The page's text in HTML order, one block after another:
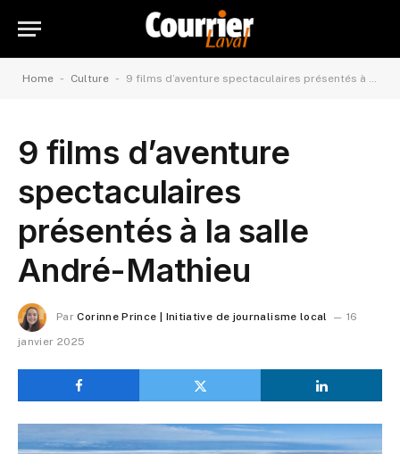
Home - Culture - 9 films d’aventure spectaculaires présentés à la salle André-Mathieu
9 films d’aventure
spectaculaires
présentés à la salle
André-Mathieu
Par Corinne Prince | Initiative de journalisme local
16
janvier 2025